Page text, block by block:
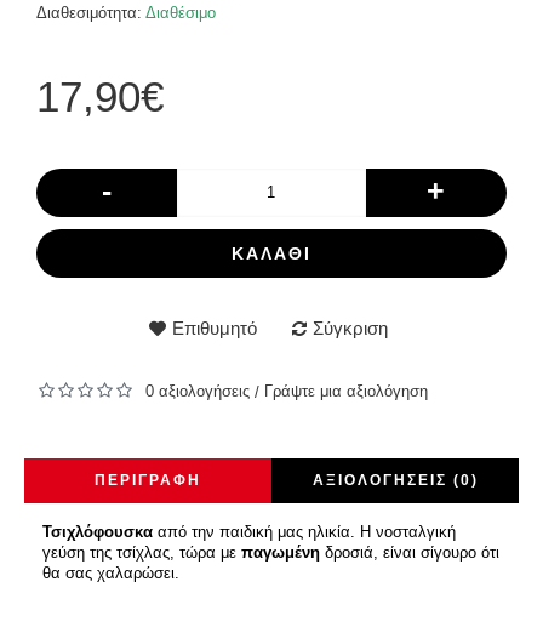
Διαθεσιμότητα: Διαθέσιμο
17,90€
- +
ΚΑΛΆΘΙ
Επιθυμητό Σύγκριση
0 αξιολογήσεις / Γράψτε μια αξιολόγηση
ΠΕΡΙΓΡΑΦΉ ΑΞΙΟΛΟΓΉΣΕΙΣ (0)
Τσιχλόφουσκα από την παιδική μας ηλικία. Η νοσταλγική
γεύση της τσίχλας, τώρα με παγωμένη δροσιά, είναι σίγουρο ότι
θα σας χαλαρώσει.